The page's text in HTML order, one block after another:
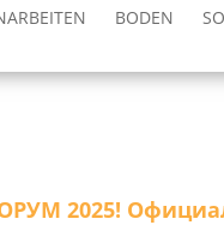
BODEN
2025!